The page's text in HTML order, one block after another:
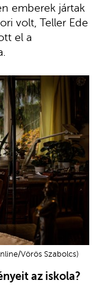
emberek jártak
volt, Teller Ede
el a
Vörös Szabolcs)
az iskola?